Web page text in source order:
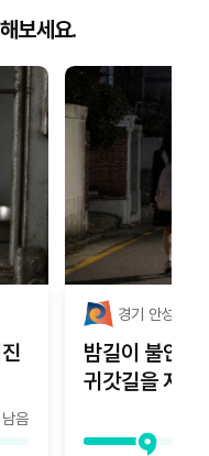
보세요.
음
경기 안성시
밤길이 불안한
귀갓길을 지켜